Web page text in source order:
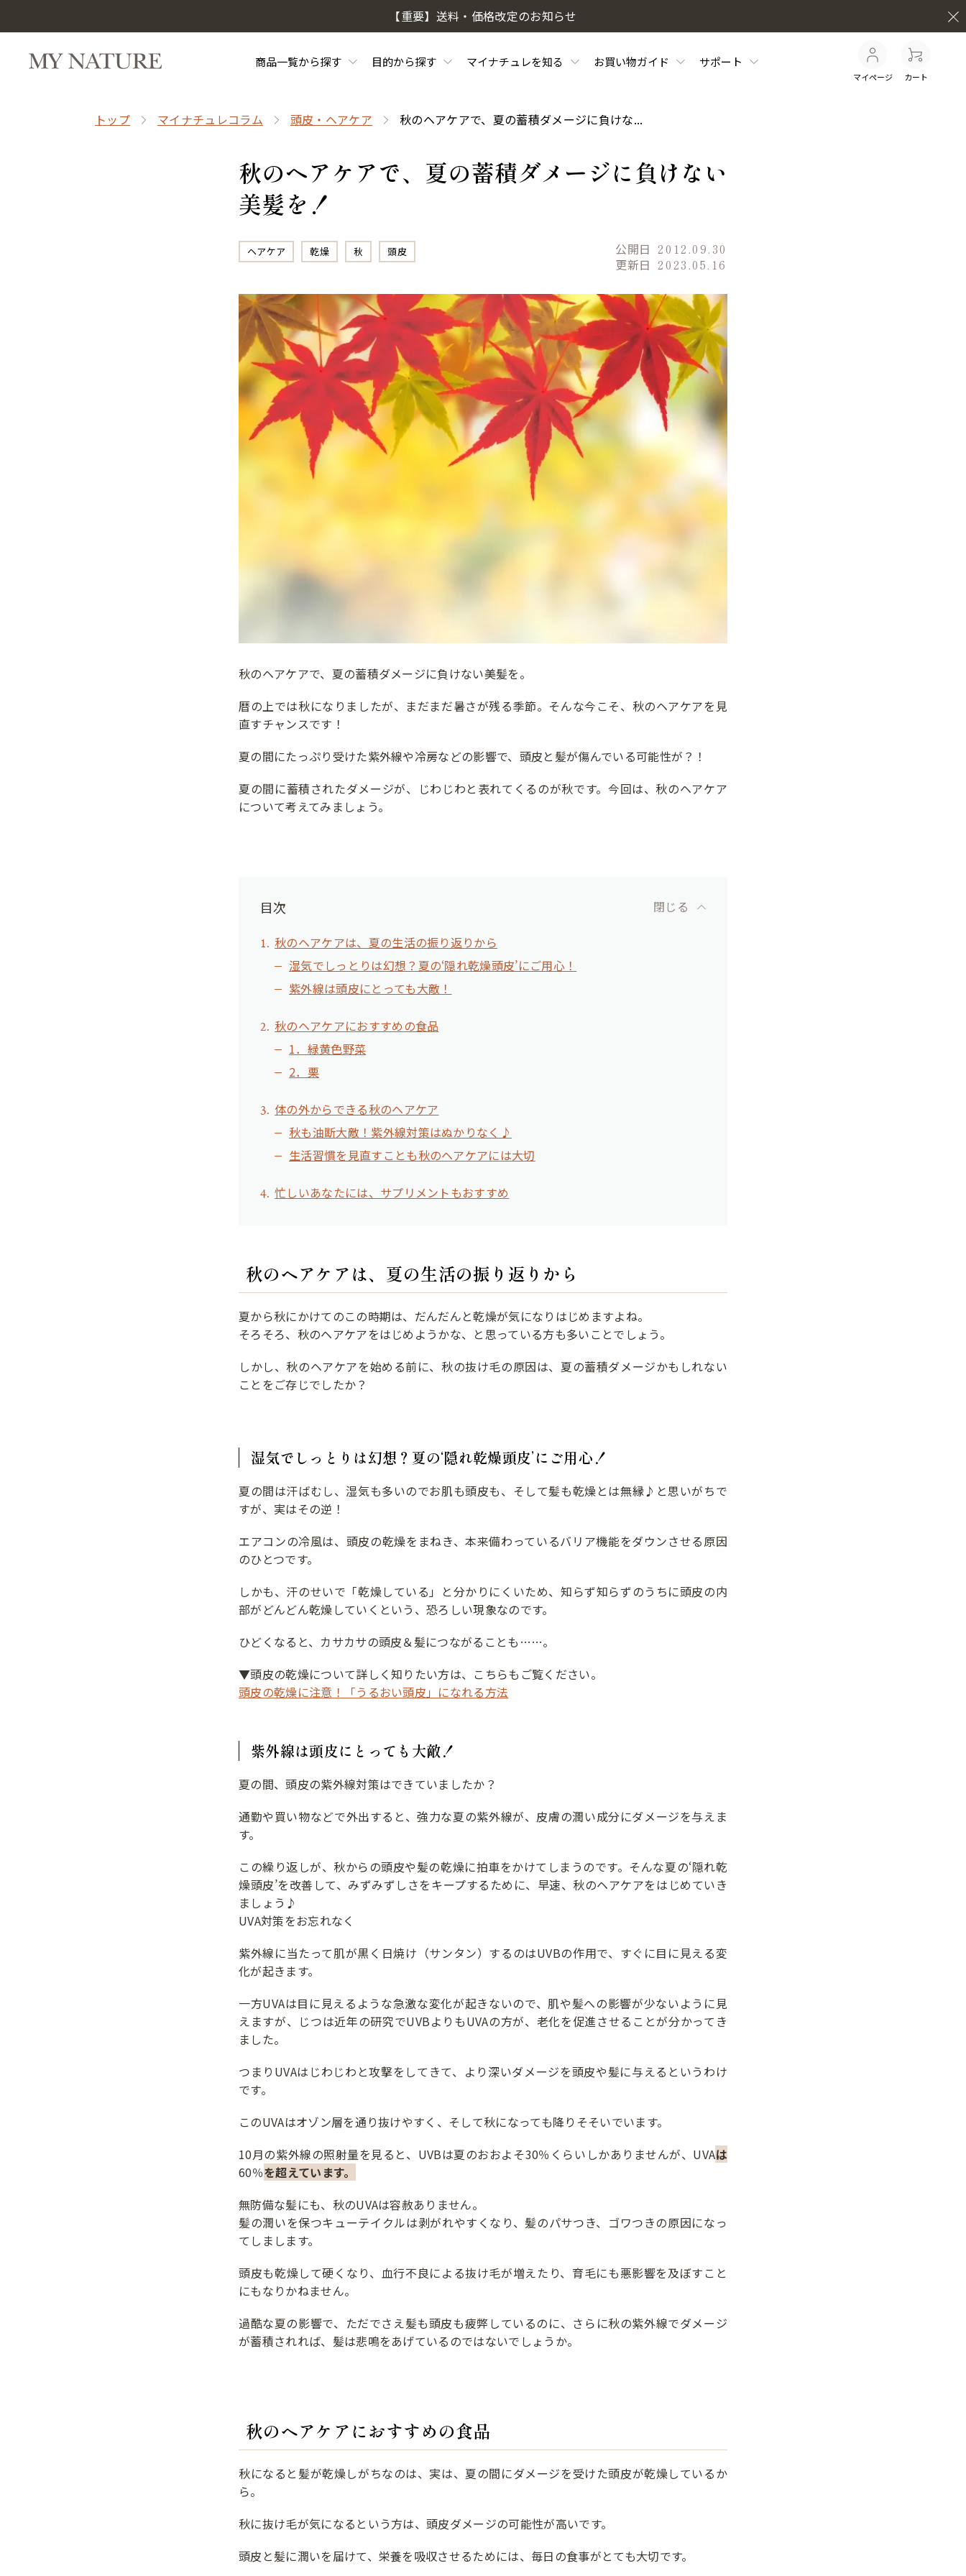
【重要】送料・価格改定のお知らせ
商品一覧から探す 目的から探す マイナチュレを知る お買い物ガイド サポート
マイページ カート
トップ マイナチュレコラム 頭皮・ヘアケア 秋のヘアケアで、夏の蓄積ダメージに負けな...
秋のヘアケアで、夏の蓄積ダメージに負けない
美髪を！
ヘアケア 乾燥 秋 頭皮 公開日 2012.09.30
更新日 2023.05.16
秋のヘアケアで、夏の蓄積ダメージに負けない美髪を。
暦の上では秋になりましたが、まだまだ暑さが残る季節。そんな今こそ、秋のヘアケアを見
直すチャンスです！
夏の間にたっぷり受けた紫外線や冷房などの影響で、頭皮と髪が傷んでいる可能性が？！
夏の間に蓄積されたダメージが、じわじわと表れてくるのが秋です。今回は、秋のヘアケア
について考えてみましょう。
目次
秋のヘアケアは、夏の生活の振り返りから
湿気でしっとりは幻想？夏の‘隠れ乾燥頭皮’にご用心！
紫外線は頭皮にとっても大敵！
秋のヘアケアにおすすめの食品
1．緑黄色野菜
2．栗
体の外からできる秋のヘアケア
秋も油断大敵！紫外線対策はぬかりなく♪
生活習慣を見直すことも秋のヘアケアには大切
忙しいあなたには、サプリメントもおすすめ
閉じる
秋のヘアケアは、夏の生活の振り返りから
夏から秋にかけてのこの時期は、だんだんと乾燥が気になりはじめますよね。
そろそろ、秋のヘアケアをはじめようかな、と思っている方も多いことでしょう。
しかし、秋のヘアケアを始める前に、秋の抜け毛の原因は、夏の蓄積ダメージかもしれない
ことをご存じでしたか？
湿気でしっとりは幻想？夏の‘隠れ乾燥頭皮’にご用心！
夏の間は汗ばむし、湿気も多いのでお肌も頭皮も、そして髪も乾燥とは無縁♪と思いがちで
すが、実はその逆！
エアコンの冷風は、頭皮の乾燥をまねき、本来備わっているバリア機能をダウンさせる原因
のひとつです。
しかも、汗のせいで「乾燥している」と分かりにくいため、知らず知らずのうちに頭皮の内
部がどんどん乾燥していくという、恐ろしい現象なのです。
ひどくなると、カサカサの頭皮＆髪につながることも……。
▼頭皮の乾燥について詳しく知りたい方は、こちらもご覧ください。
頭皮の乾燥に注意！「うるおい頭皮」になれる方法
紫外線は頭皮にとっても大敵！
夏の間、頭皮の紫外線対策はできていましたか？
通勤や買い物などで外出すると、強力な夏の紫外線が、皮膚の潤い成分にダメージを与えま
す。
この繰り返しが、秋からの頭皮や髪の乾燥に拍車をかけてしまうのです。そんな夏の‘隠れ乾
燥頭皮’を改善して、みずみずしさをキープするために、早速、秋のヘアケアをはじめていき
ましょう♪
UVA対策をお忘れなく
紫外線に当たって肌が黒く日焼け（サンタン）するのはUVBの作用で、すぐに目に見える変
化が起きます。
一方UVAは目に見えるような急激な変化が起きないので、肌や髪への影響が少ないように見
えますが、じつは近年の研究でUVBよりもUVAの方が、老化を促進させることが分かってき
ました。
つまりUVAはじわじわと攻撃をしてきて、より深いダメージを頭皮や髪に与えるというわけ
です。
このUVAはオゾン層を通り抜けやすく、そして秋になっても降りそそいでいます。
10月の紫外線の照射量を見ると、UVBは夏のおおよそ30％くらいしかありませんが、UVAは
60％を超えています。
無防備な髪にも、秋のUVAは容赦ありません。
髪の潤いを保つキューテイクルは剥がれやすくなり、髪のパサつき、ゴワつきの原因になっ
てしまします。
頭皮も乾燥して硬くなり、血行不良による抜け毛が増えたり、育毛にも悪影響を及ぼすこと
にもなりかねません。
過酷な夏の影響で、ただでさえ髪も頭皮も疲弊しているのに、さらに秋の紫外線でダメージ
が蓄積されれば、髪は悲鳴をあげているのではないでしょうか。
秋のヘアケアにおすすめの食品
秋になると髪が乾燥しがちなのは、実は、夏の間にダメージを受けた頭皮が乾燥しているか
ら。
秋に抜け毛が気になるという方は、頭皮ダメージの可能性が高いです。
頭皮と髪に潤いを届けて、栄養を吸収させるためには、毎日の食事がとても大切です。